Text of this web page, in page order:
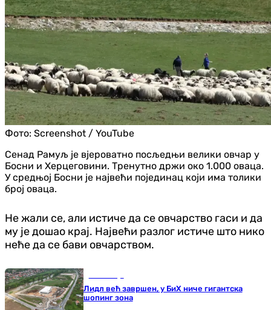
Фото: Screenshot / YouTube
Сенад Рамуљ је вјероватно посљедњи велики овчар у
Босни и Херцеговини. Тренутно држи око 1.000 оваца.
У средњој Босни је највећи појединац који има толики
број оваца.
Не жали се, али истиче да се овчарство гаси и да
му је дошао крај. Највећи разлог истиче што нико
неће да се бави овчарством.
Лидл већ завршен, у БиХ ниче гигантска
шопинг зона